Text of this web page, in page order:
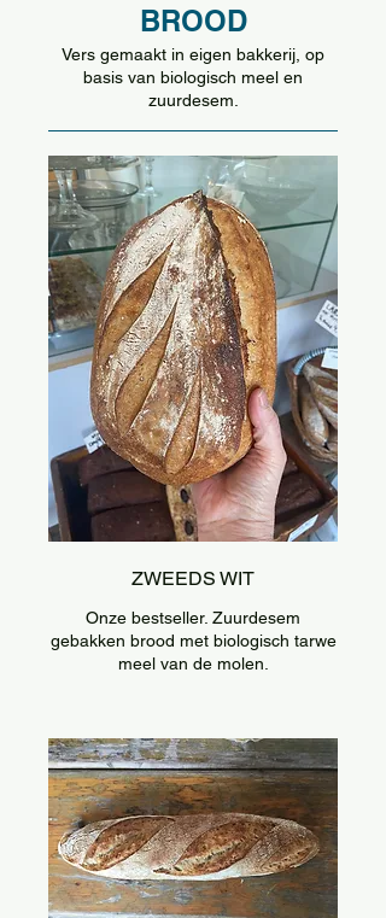
BROOD
Vers gemaakt in eigen bakkerij, op
basis van biologisch meel en
zuurdesem.
ZWEEDS WIT
Onze bestseller. Zuurdesem
gebakken brood met biologisch tarwe
meel van de molen.